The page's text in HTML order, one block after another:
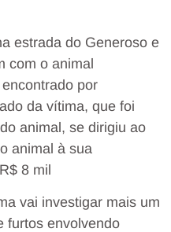
estrada do Generoso e
com o animal
por
da vítima, que foi
animal, se dirigiu ao
animal à sua
8 mil
vai investigar mais um
furtos envolvendo